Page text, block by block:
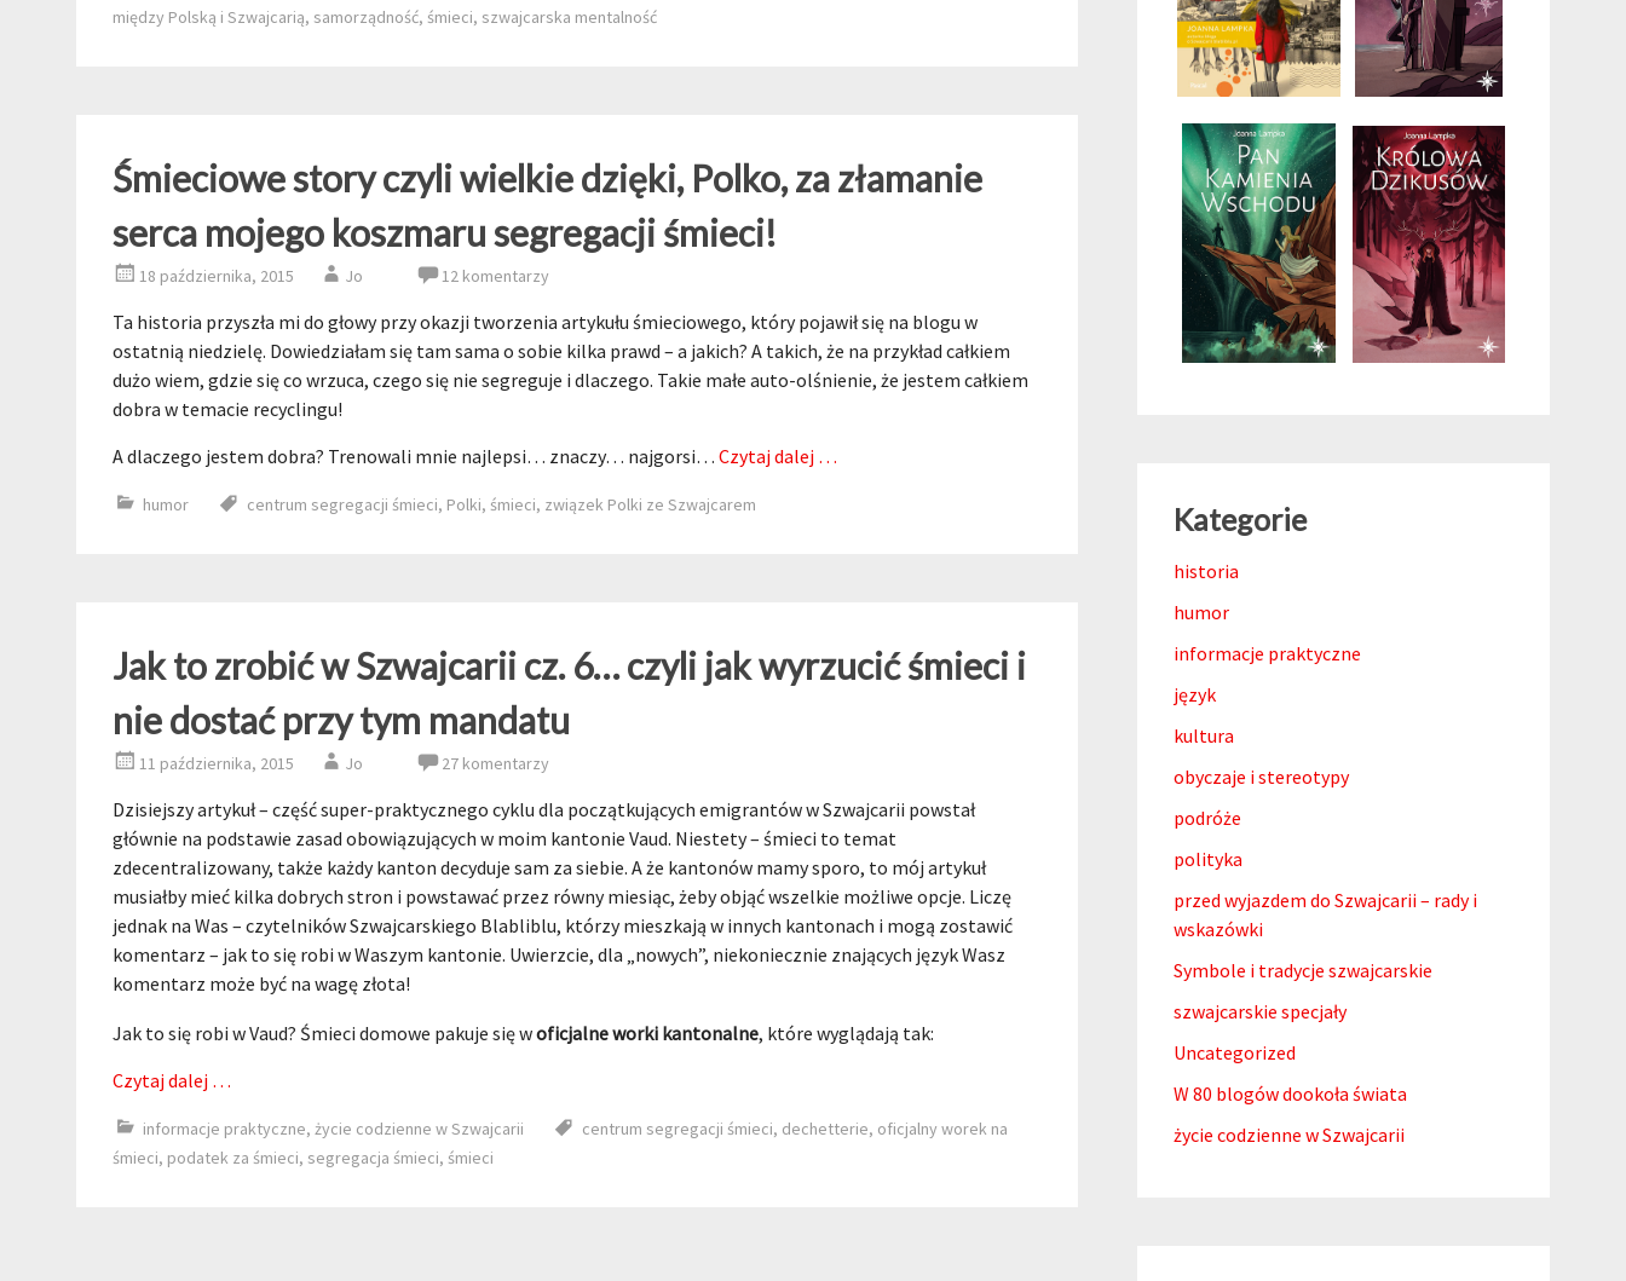
między Polską i Szwajcarią, samorządność, śmieci, szwajcarska mentalność
Śmieciowe story czyli wielkie dzięki, Polko, za złamanie
serca mojego koszmaru segregacji śmieci!
18 października, 2015 Jo 12 komentarzy
Ta historia przyszła mi do głowy przy okazji tworzenia artykułu śmieciowego, który pojawił się na blogu w
ostatnią niedzielę. Dowiedziałam się tam sama o sobie kilka prawd – a jakich? A takich, że na przykład całkiem
dużo wiem, gdzie się co wrzuca, czego się nie segreguje i dlaczego. Takie małe auto-olśnienie, że jestem całkiem
dobra w temacie recyclingu!
A dlaczego jestem dobra? Trenowali mnie najlepsi… znaczy… najgorsi… Czytaj dalej …
humor centrum segregacji śmieci, Polki, śmieci, związek Polki ze Szwajcarem
Jak to zrobić w Szwajcarii cz. 6… czyli jak wyrzucić śmieci i
nie dostać przy tym mandatu
11 października, 2015 Jo 27 komentarzy
Dzisiejszy artykuł – część super-praktycznego cyklu dla początkujących emigrantów w Szwajcarii powstał
głównie na podstawie zasad obowiązujących w moim kantonie Vaud. Niestety – śmieci to temat
zdecentralizowany, także każdy kanton decyduje sam za siebie. A że kantonów mamy sporo, to mój artykuł
musiałby mieć kilka dobrych stron i powstawać przez równy miesiąc, żeby objąć wszelkie możliwe opcje. Liczę
jednak na Was – czytelników Szwajcarskiego Blabliblu, którzy mieszkają w innych kantonach i mogą zostawić
komentarz – jak to się robi w Waszym kantonie. Uwierzcie, dla „nowych”, niekoniecznie znających język Wasz
komentarz może być na wagę złota!
Jak to się robi w Vaud? Śmieci domowe pakuje się woficjalne worki kantonalne, które wyglądają tak:
Czytaj dalej …
informacje praktyczne, życie codzienne w Szwajcarii centrum segregacji śmieci, dechetterie, oficjalny worek na
śmieci, podatek za śmieci, segregacja śmieci, śmieci
Kategorie
historia
humor
informacje praktyczne
język
kultura
obyczaje i stereotypy
podróże
polityka
przed wyjazdem do Szwajcarii – rady i
wskazówki
Symbole i tradycje szwajcarskie
szwajcarskie specjały
Uncategorized
W 80 blogów dookoła świata
życie codzienne w Szwajcarii